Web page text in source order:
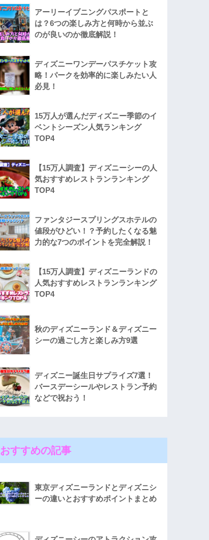
アーリーイブニングパスポートと
は？6つの楽しみ方と何時から並ぶ
のが良いのか徹底解説！
ディズニーワンデーパスチケット攻
略！パークを効率的に楽しみたい人
必見！
15万人が選んだディズニー季節のイ
ベントシーズン人気ランキング
TOP4
【15万人調査】ディズニーシーの人
気おすすめレストランランキング
TOP4
ファンタジースプリングスホテルの
値段がひどい！？予約したくなる魅
力的な7つのポイントを完全解説！
【15万人調査】ディズニーランドの
人気おすすめレストランランキング
TOP4
秋のディズニーランド＆ディズニー
シーの過ごし方と楽しみ方9選
ディズニー誕生日サプライズ7選！
バースデーシールやレストラン予約
などで祝おう！
おすすめの記事
東京ディズニーランドとディズニシ
ーの違いとおすすめポイントまとめ